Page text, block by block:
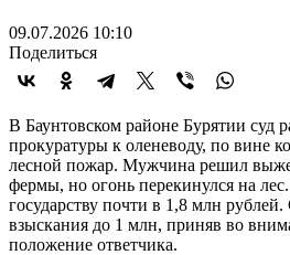
09.07.2026 10:10
Поделиться
В Баунтовском районе Бурятии суд
прокуратуры к оленеводу, по вине
лесной пожар. Мужчина решил
фермы, но огонь перекинулся на
государству почти в 1,8 млн
взыскания до 1 млн, приняв во
положение ответчика.